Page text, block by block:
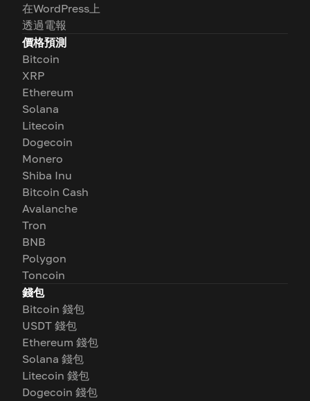
在WordPress上
透過電報
價格預測
Bitcoin
XRP
Ethereum
Solana
Litecoin
Dogecoin
Monero
Shiba Inu
Bitcoin Cash
Avalanche
Tron
BNB
Polygon
Toncoin
錢包
Bitcoin 錢包
USDT 錢包
Ethereum 錢包
Solana 錢包
Litecoin 錢包
Dogecoin 錢包